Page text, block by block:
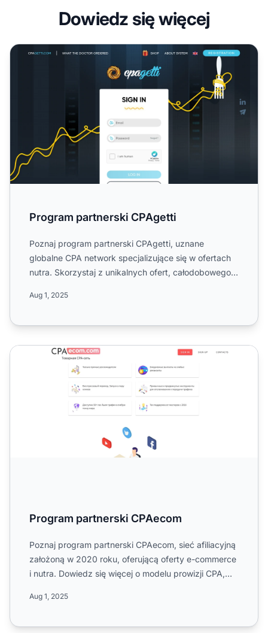
Dowiedz się więcej
Program partnerski CPAgetti
Program partnerski CPAgetti
Poznaj program partnerski CPAgetti, uznane
globalne CPA network specjalizujące się w ofertach
nutra. Skorzystaj z unikalnych ofert, całodobowego
Aug 1, 2025
Program partnerski CPAecom
Program partnerski CPAecom
Poznaj program partnerski CPAecom, sieć afiliacyjną
założoną w 2020 roku, oferującą oferty e-commerce
i nutra. Dowiedz się więcej o modelu prowizji CPA,
Aug 1, 2025